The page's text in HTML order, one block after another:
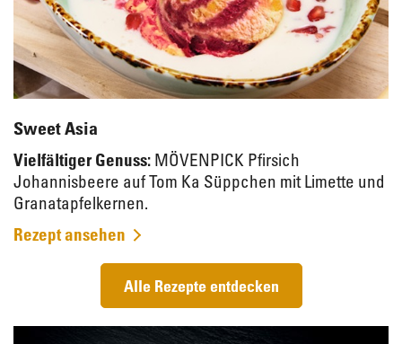
Sweet Asia
Vielfältiger Genuss: MÖVENPICK Pfirsich
Johannisbeere auf Tom Ka Süppchen mit Limette und
Granatapfelkernen.
Rezept ansehen
Alle Rezepte entdecken